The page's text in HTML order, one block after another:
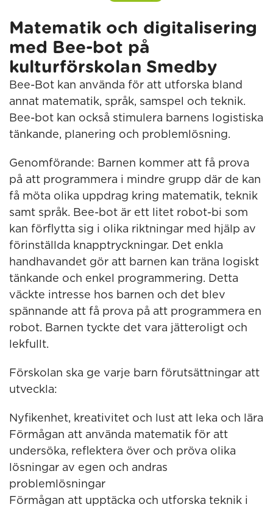
Matematik och digitalisering
med Bee-bot på
kulturförskolan Smedby
Bee-Bot kan använda för att utforska bland
annat matematik, språk, samspel och teknik.
Bee-bot kan också stimulera barnens logistiska
tänkande, planering och problemlösning.
Genomförande: Barnen kommer att få prova
på att programmera i mindre grupp där de kan
få möta olika uppdrag kring matematik, teknik
samt språk. Bee-bot är ett litet robot-bi som
kan förflytta sig i olika riktningar med hjälp av
förinställda knapptryckningar. Det enkla
handhavandet gör att barnen kan träna logiskt
tänkande och enkel programmering. Detta
väckte intresse hos barnen och det blev
spännande att få prova på att programmera en
robot. Barnen tyckte det vara jätteroligt och
lekfullt.
Förskolan ska ge varje barn förutsättningar att
utveckla:
Nyfikenhet, kreativitet och lust att leka och lära
Förmågan att använda matematik för att
undersöka, reflektera över och pröva olika
lösningar av egen och andras
problemlösningar
Förmågan att upptäcka och utforska teknik i